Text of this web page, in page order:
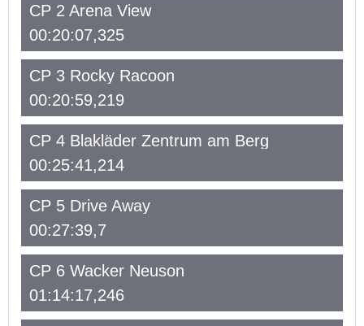
CP 2 Arena View
00:20:07,325
CP 3 Rocky Racoon
00:20:59,219
CP 4 Blakläder Zentrum am Berg
00:25:41,214
CP 5 Drive Away
00:27:39,7
CP 6 Wacker Neuson
01:14:17,246